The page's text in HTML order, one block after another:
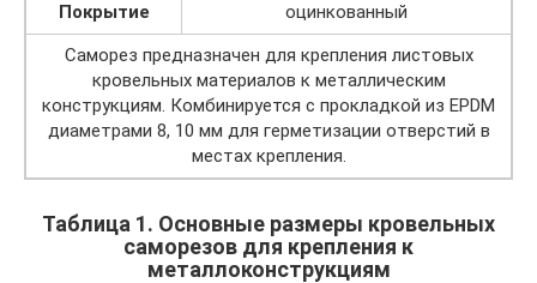
Покрытие
оцинкованный
Саморез предназначен для крепления листовых
кровельных материалов к металлическим
конструкциям. Комбинируется с прокладкой из EPDM
диаметрами 8, 10 мм для герметизации отверстий в
местах крепления.
Таблица 1. Основные размеры кровельных
саморезов для крепления к
металлоконструкциям